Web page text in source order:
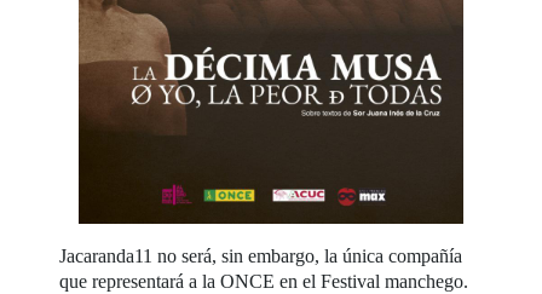
Jacaranda11 no será, sin embargo, la única compañía
que representará a la ONCE en el Festival manchego.